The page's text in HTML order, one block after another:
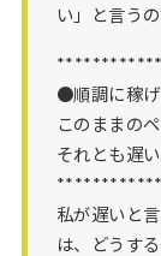
い」と言う
●順調に稼げ
このままの
それとも遅
私が遅いと
は、どうす